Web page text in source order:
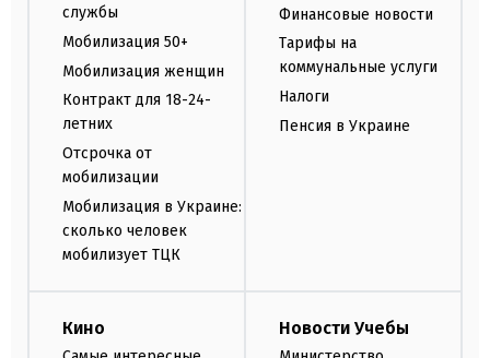
службы
Мобилизация 50+
Мобилизация женщин
Контракт для 18-24-
летних
Отсрочка от
мобилизации
Мобилизация в Украине:
сколько человек
мобилизует ТЦК
Финансовые новости
Тарифы на
коммунальные услуги
Налоги
Пенсия в Украине
Кино Новости Учебы